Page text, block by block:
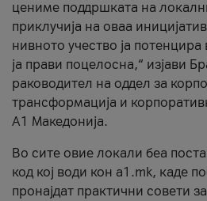
цениме поддршката на
приклучија на оваа
нивното учество ја
ја прави поцелосна,“ изјави
раководител на оддел за
трансформација и
А1 Македонија.
Во сите овие локали беа
код кој води кон a1.mk, каде
пронајдат практични совети